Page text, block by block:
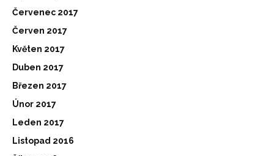
Červenec 2017
Červen 2017
Květen 2017
Duben 2017
Březen 2017
Únor 2017
Leden 2017
Listopad 2016